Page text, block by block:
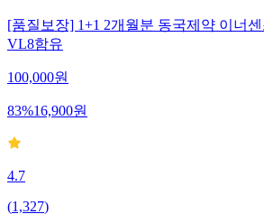
[품질보장] 1+1 2개월분 동국제약 이너
VL8함유
100,000원
83%16,900원
4.7